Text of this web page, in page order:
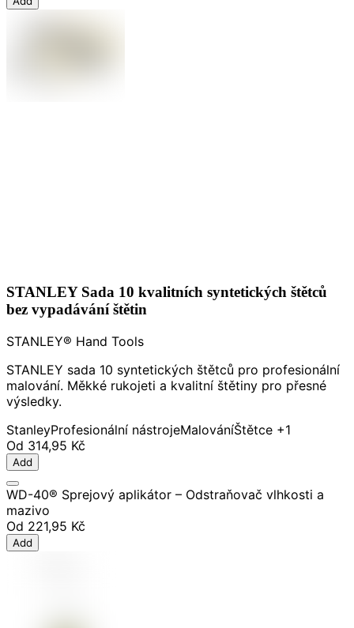
STANLEY Sada 10 kvalitních syntetických štětců
bez vypadávání štětin
STANLEY® Hand Tools
STANLEY sada 10 syntetických štětců pro profesionální
malování. Měkké rukojeti a kvalitní štětiny pro přesné
výsledky.
StanleyProfesionální nástrojeMalováníŠtětce +1
Od 314,95 Kč
Add
WD-40® Sprejový aplikátor – Odstraňovač vlhkosti a
mazivo
Od 221,95 Kč
Add